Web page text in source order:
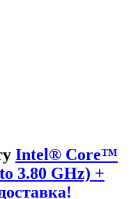
Intel® Core™
3.80 GHz) +